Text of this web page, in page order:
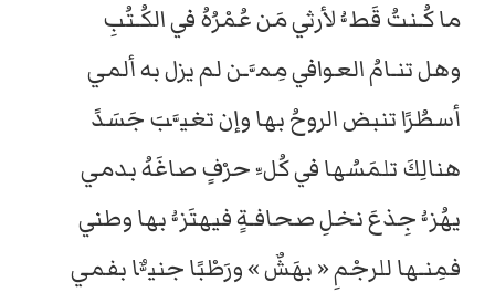
ما كُـنتُ قَطُّ لأرثي مَن عُمْرُهُ في الكُـتُبِ
وهل تنـامُ العوافي مِمَّـن لم يزل به ألمي
أسطُرًا تنبض الروحُ بها وإن تغيَّبَ جَسَدً
هنالِكَ تلمَسُها في كُلِّ حرْفٍ صاغَهُ بدمي
يهُزُّ جِذعَ نخلِ صحافـةٍ فيهتَزُّ بها وطني
فمِنـها للرجْمِ « بهَشٌ » ورَطْبًا جنيٌّا بفمي